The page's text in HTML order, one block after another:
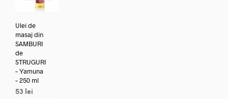
Ulei de
masaj din
SAMBURI
de
STRUGURI
– Yamuna
– 250 ml
53
lei